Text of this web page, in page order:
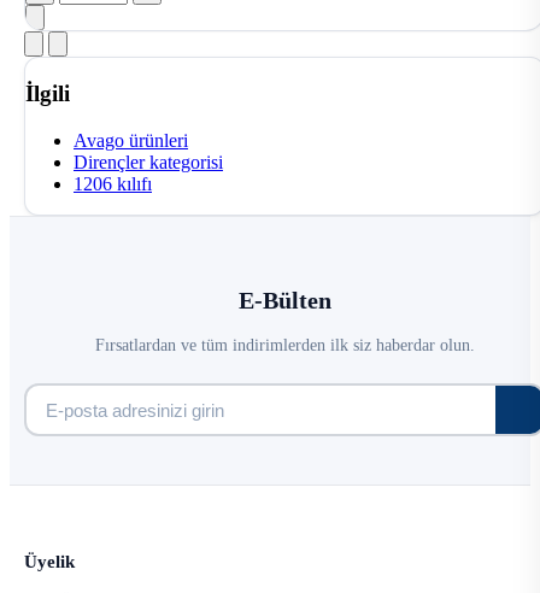
İlgili
Avago ürünleri
Dirençler kategorisi
1206 kılıfı
E-Bülten
Fırsatlardan ve tüm indirimlerden ilk siz haberdar olun.
Üyelik